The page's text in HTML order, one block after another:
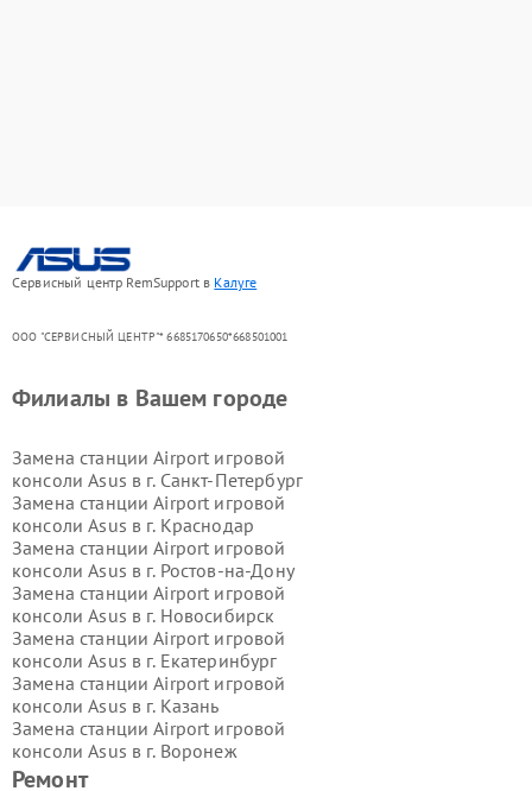
Сервисный центр RemSupport в Калуге
ООО "СЕРВИСНЫЙ ЦЕНТР"* 6685170650*668501001
Ремонт
Филиалы в Вашем городе
Замена станции Airport игровой
консоли Asus в г. Санкт-Петербург
Замена станции Airport игровой
консоли Asus в г. Краснодар
Замена станции Airport игровой
консоли Asus в г. Ростов-на-Дону
Замена станции Airport игровой
консоли Asus в г. Новосибирск
Замена станции Airport игровой
консоли Asus в г. Екатеринбург
Замена станции Airport игровой
консоли Asus в г. Казань
Замена станции Airport игровой
консоли Asus в г. Воронеж
Замена станции Airport игровой